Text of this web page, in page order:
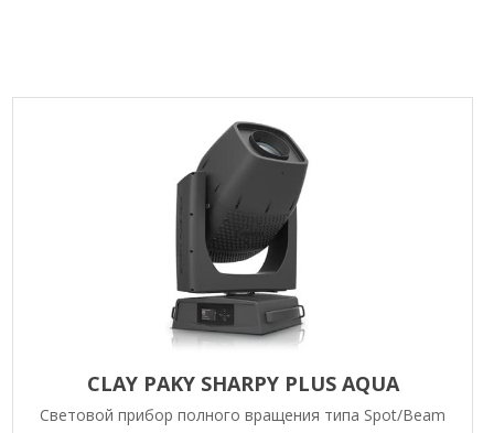
CLAY PAKY SHARPY PLUS AQUA
Световой прибор полного вращения типа Spot/Beam